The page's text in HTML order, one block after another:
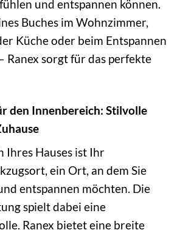
und entspannen können.
Buches im Wohnzimmer,
Küche oder beim Entspannen
Ranex sorgt für das perfekte
den Innenbereich: Stilvolle
Ihres Hauses ist Ihr
ein Ort, an dem Sie
entspannen möchten. Die
spielt dabei eine
Ranex bietet eine breite